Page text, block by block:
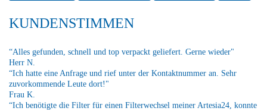
KUNDENSTIMMEN
“Alles gefunden, schnell und top verpackt geliefert. Gerne wieder"
Herr N.
“Ich hatte eine Anfrage und rief unter der Kontaktnummer an. Sehr
zuvorkommende Leute dort!"
Frau K.
“Ich benötigte die Filter für einen Filterwechsel meiner Artesia24, konnte